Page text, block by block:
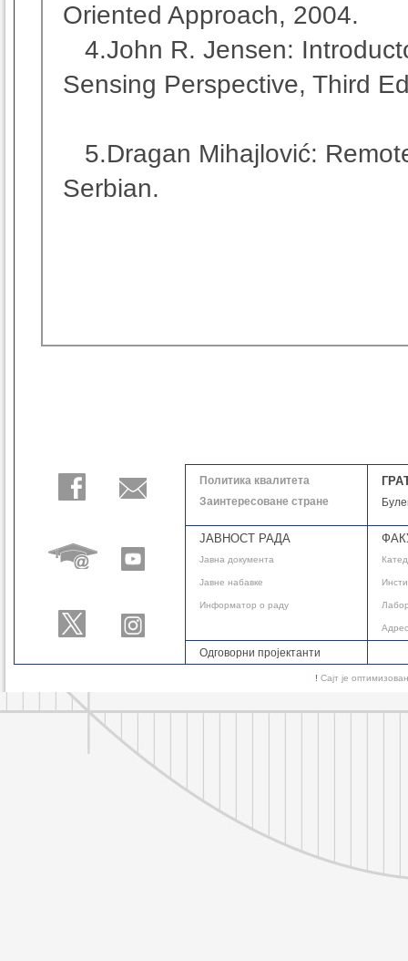
Oriented Approach, 2004.
4.John R. Jensen:
Sensing Perspective, Third
5.Dragan Mihajlović:
Serbian.
Политика квалитета
Заинтересоване стране
ЈАВНОСТ РАДА
Јавнa документа
Јавне набавке
Информатор о раду
Одговорни пројектанти
! Сајт је